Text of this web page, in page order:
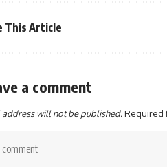
This Article
a comment
address will not be published.Required